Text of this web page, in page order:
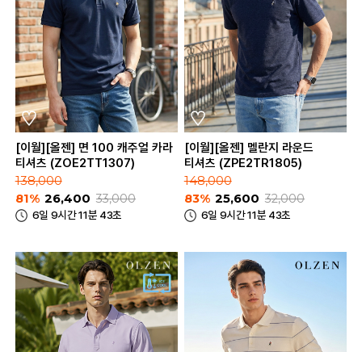
[이월][올젠] 면 100 캐주얼 카라
티셔츠 (ZOE2TT1307)
138,000
81% 26,400 33,000
6일 9시간 11분 43초
[이월][올젠] 멜란지 라운드
티셔츠 (ZPE2TR1805)
148,000
83% 25,600 32,000
6일 9시간 11분 43초